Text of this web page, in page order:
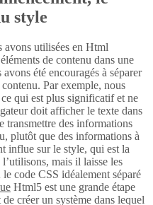
style
avons utilisées en Html
de contenu dans une
été encouragés à séparer
Par exemple, nous
ce qui est plus significatif et ne
doit afficher le texte dans
transmettre des informations
plutôt que des informations à
influe sur le style, qui est la
mais il laisse les
code CSS idéalement séparé
Html5 est une grande étape
créer un système dans lequel